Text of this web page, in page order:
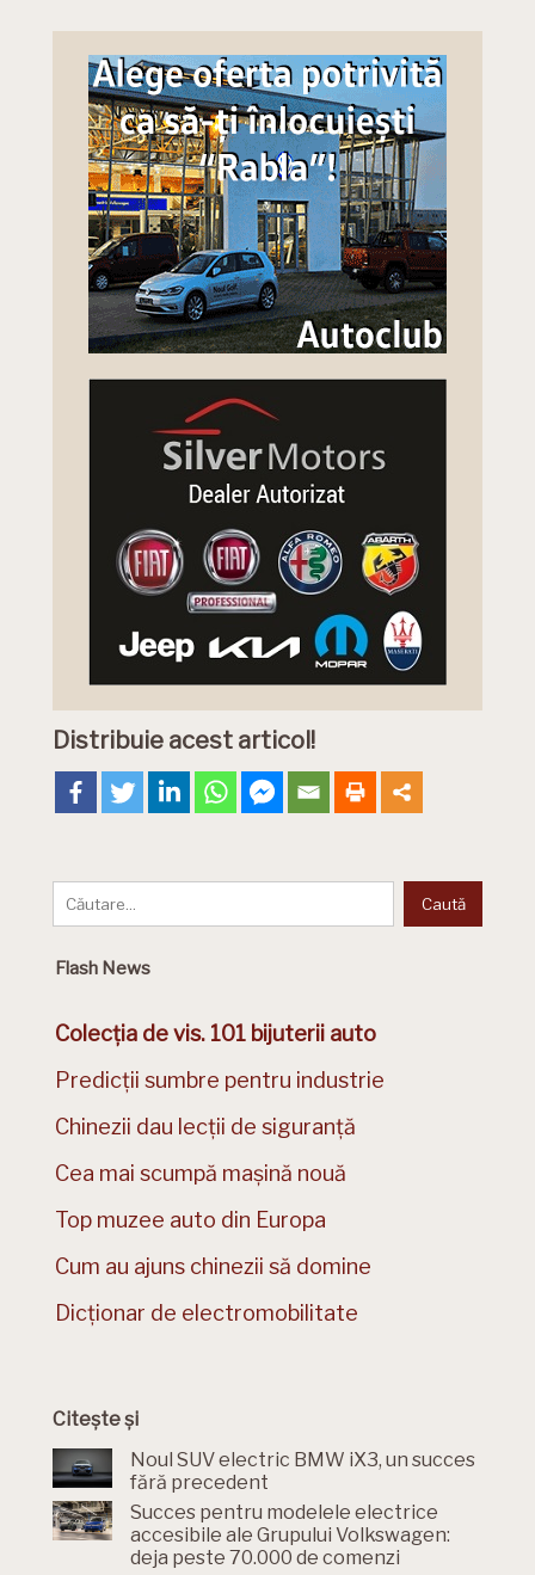
Distribuie acest articol!
Flash News
Colecția de vis. 101 bijuterii auto
Predicții sumbre pentru industrie
Chinezii dau lecții de siguranță
Cea mai scumpă mașină nouă
Top muzee auto din Europa
Cum au ajuns chinezii să domine
Dicționar de electromobilitate
Citește și
Noul SUV electric BMW iX3, un succes
fără precedent
Succes pentru modelele electrice
accesibile ale Grupului Volkswagen:
deja peste 70.000 de comenzi